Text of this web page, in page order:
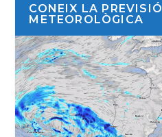
CONEIX LA PREVISIÓ
METEOROLÒGICA